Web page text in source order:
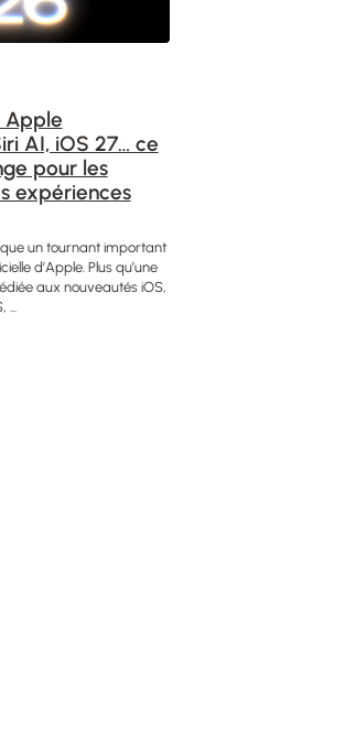
Apple
AI, iOS 27… ce
pour les
expériences
un tournant important
d’Apple. Plus qu’une
aux nouveautés iOS,
...